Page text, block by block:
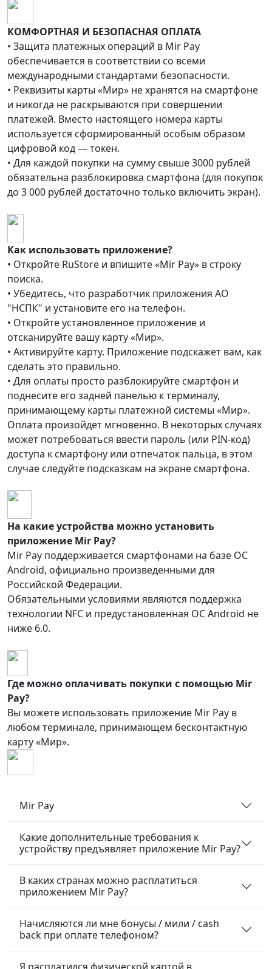
КОМФОРТНАЯ И БЕЗОПАСНАЯ ОПЛАТА
• Защита платежных операций в Mir Pay
обеспечивается в соответствии со всеми
международными стандартами безопасности.
• Реквизиты карты «Мир» не хранятся на смартфоне
и никогда не раскрываются при совершении
платежей. Вместо настоящего номера карты
используется сформированный особым образом
цифровой код — токен.
• Для каждой покупки на сумму свыше 3000 рублей
обязательна разблокировка смартфона (для покупок
до 3 000 рублей достаточно только включить экран).
Как использовать приложение?
• Откройте RuStore и впишите «Mir Pay» в строку
поиска.
• Убедитесь, что разработчик приложения АО
"НСПК" и установите его на телефон.
• Откройте установленное приложение и
отсканируйте вашу карту «Мир».
• Активируйте карту. Приложение подскажет вам, как
сделать это правильно.
• Для оплаты просто разблокируйте смартфон и
поднесите его задней панелью к терминалу,
принимающему карты платежной системы «Мир».
Оплата произойдет мгновенно. В некоторых случаях
может потребоваться ввести пароль (или PIN-код)
доступа к смартфону или отпечаток пальца, в этом
случае следуйте подсказкам на экране смартфона.
На какие устройства можно установить
приложение Mir Pay?
Mir Pay поддерживается смартфонами на базе ОС
Android, официально произведенными для
Российской Федерации.
Обязательными условиями являются поддержка
технологии NFC и предустановленная ОС Android не
ниже 6.0.
Где можно оплачивать покупки с помощью Mir
Pay?
Вы можете использовать приложение Mir Pay в
любом терминале, принимающем бесконтактную
карту «Мир».
Mir Pay
Какие дополнительные требования к
устройству предъявляет приложение Mir Pay?
В каких странах можно расплатиться
приложением Mir Pay?
Начисляются ли мне бонусы / мили / cash
back при оплате телефоном?